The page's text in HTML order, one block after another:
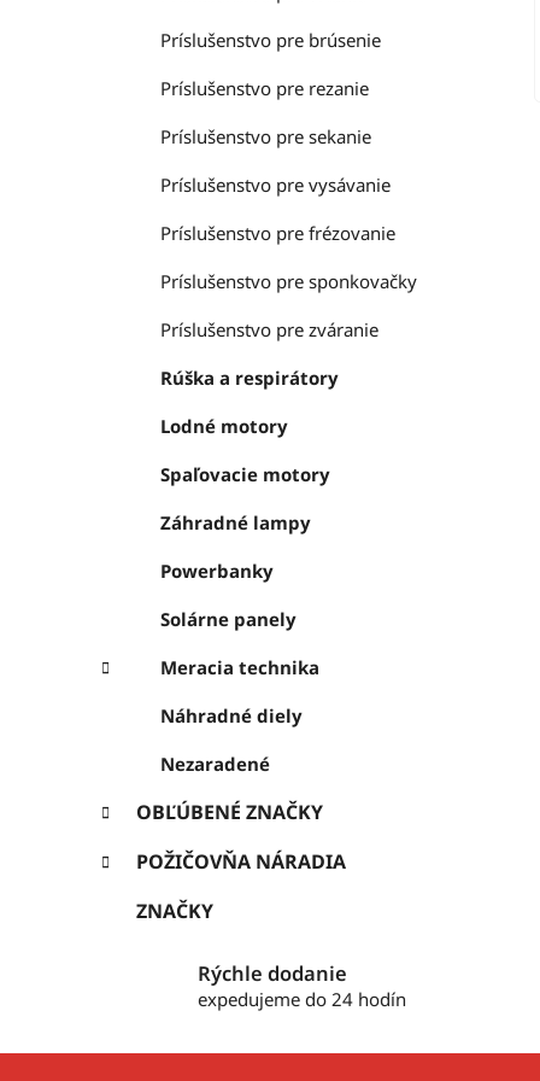
Príslušenstvo pre brúsenie
Príslušenstvo pre rezanie
Príslušenstvo pre sekanie
Príslušenstvo pre vysávanie
Príslušenstvo pre frézovanie
Príslušenstvo pre sponkovačky
Príslušenstvo pre zváranie
Rúška a respirátory
Lodné motory
Spaľovacie motory
Záhradné lampy
Powerbanky
Solárne panely
Meracia technika
Náhradné diely
Nezaradené
OBĽÚBENÉ ZNAČKY
POŽIČOVŇA NÁRADIA
ZNAČKY
Rýchle dodanie
expedujeme do 24 hodín